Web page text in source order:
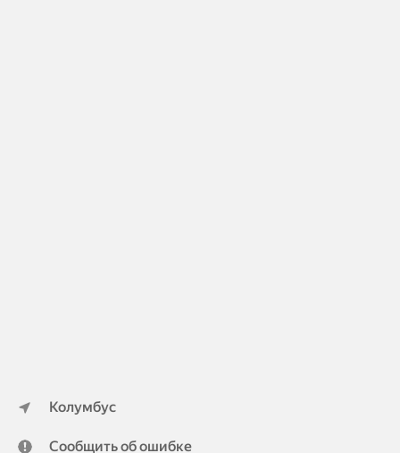
Колумбус
Сообщить об ошибке